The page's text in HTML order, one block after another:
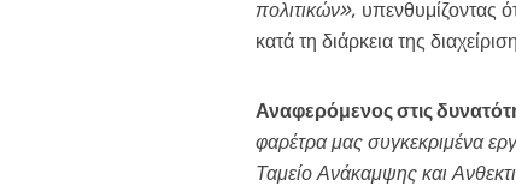
πολιτικών», υπενθυμίζοντας
κατά τη διάρκεια της
Αναφερόμενος στις
φαρέτρα μας συγκεκριμένα
Ταμείο Ανάκαμψης και